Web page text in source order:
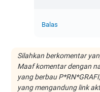
Balas
Silahkan berkomentar
Maaf komentar dengan
yang berbau
yang mengandung link